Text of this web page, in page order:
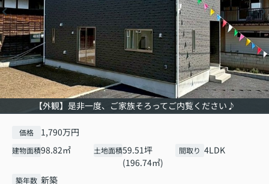
【外観】是非一度、ご家族そろってご内覧ください♪
価格 1,790万円
建物面積98.82㎡ 土地面積59.51坪
(196.74㎡)
間取り 4LDK
築年数 新築